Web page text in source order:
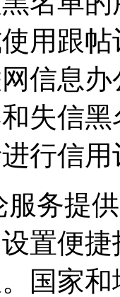
用跟
信息
失信
行信用
务提
置便
国家